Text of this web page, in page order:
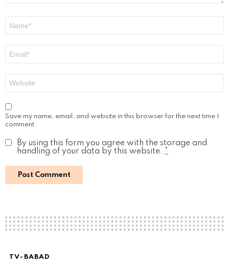
Save my name, email, and website in this browser for the next time I
comment.
By using this form you agree with the storage and
handling of your data by this website. *
TV-BABAD